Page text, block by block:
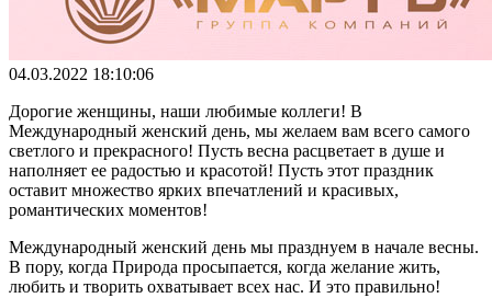
04.03.2022 18:10:06
Дорогие женщины, наши любимые коллеги! В
Международный женский день, мы желаем вам всего самого
светлого и прекрасного! Пусть весна расцветает в душе и
наполняет ее радостью и красотой! Пусть этот праздник
оставит множество ярких впечатлений и красивых,
романтических моментов!
Международный женский день мы празднуем в начале весны.
В пору, когда Природа просыпается, когда желание жить,
любить и творить охватывает всех нас. И это правильно!